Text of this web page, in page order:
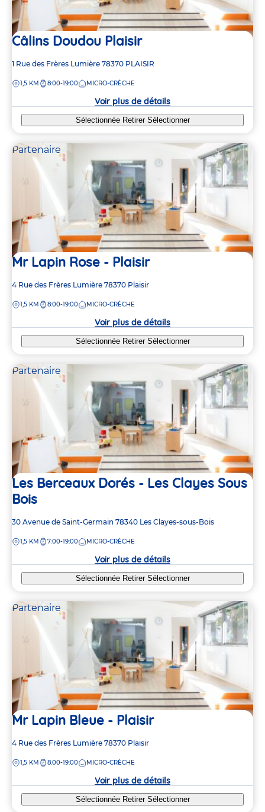
Câlins Doudou Plaisir
Adresse
la
1 Rue des Frères Lumière 78370 PLAISIR
DISTANCE
1,5 KM 8:00-19:00 MICRO-CRÈCHE
Voir plus de détails
Sélectionnée Retirer Sélectionner
Partenaire
Mr Lapin Rose - Plaisir
Adresse
la
4 Rue des Frères Lumière 78370 Plaisir
DISTANCE
1,5 KM 8:00-19:00 MICRO-CRÈCHE
Voir plus de détails
Sélectionnée Retirer Sélectionner
Partenaire
Les Berceaux Dorés - Les Clayes Sous
Bois
Adresse
la
30 Avenue de Saint-Germain 78340 Les Clayes-sous-Bois
DISTANCE
1,5 KM 7:00-19:00 MICRO-CRÈCHE
Voir plus de détails
Sélectionnée Retirer Sélectionner
Partenaire
Mr Lapin Bleue - Plaisir
Adresse
la
4 Rue des Frères Lumière 78370 Plaisir
DISTANCE
1,5 KM 8:00-19:00 MICRO-CRÈCHE
Voir plus de détails
Sélectionnée Retirer Sélectionner